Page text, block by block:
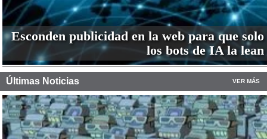
Esconden publicidad en la web para que solo
los bots de IA la lean
Últimas Noticias VER MÁS